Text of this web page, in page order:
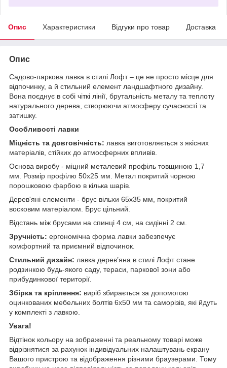
Опис Характеристики Відгуки про товар Доставка
Опис
Садово-паркова лавка в стилі Лофт – це не просто місце для
відпочинку, а й стильний елемент ландшафтного дизайну.
Вона поєднує в собі чіткі лінії, брутальність металу та теплоту
натурального дерева, створюючи атмосферу сучасності та
затишку.
Особливості лавки
Міцність та довговічність: лавка виготовляється з якісних
матеріалів, стійких до атмосферних впливів.
Основа виробу - міцний металевий профіль товщиною 1,7
мм. Розмір профілю 50х25 мм. Метал покритий чорною
порошковою фарбою в кілька шарів.
Дерев'яні елементи - брус вільхи 65х35 мм, покритий
восковим матеріалом. Брус цільний.
Відстань між брусами на спинці 4 см, на сидінні 2 см.
Зручність: ергономічна форма лавки забезпечує
комфортний та приємний відпочинок.
Стильний дизайн: лавка дерев’яна в стилі Лофт стане
родзинкою будь-якого саду, тераси, паркової зони або
прибудинкової території.
Збірка та кріплення: виріб збирається за допомогою
оцинкованих мебельних болтів 6х50 мм та саморізів, які йдуть
у комплекті з лавкою.
Увага!
Відтінок кольору на зображенні та реальному товарі може
відрізнятися за рахунок індивідуальних налаштувань екрану
Вашого пристрою та відображення різними браузерами. Тому